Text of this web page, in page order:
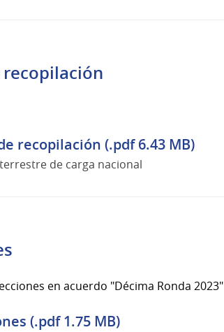
recopilación (.pdf 6.43 MB)
de carga nacional
en acuerdo "Décima Ronda 2023"
(.pdf 1.75 MB)